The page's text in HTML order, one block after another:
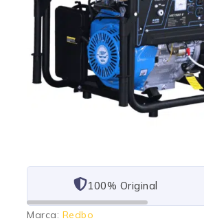
101% Original
Marca: Redbo